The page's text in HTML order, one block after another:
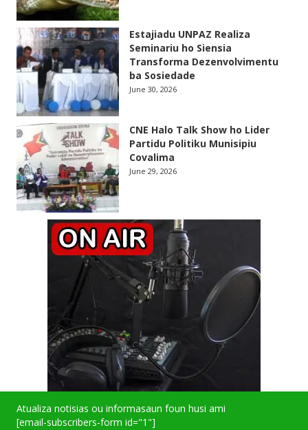
Estajiadu UNPAZ Realiza
Seminariu ho Siensia
Transforma Dezenvolvimentu
ba Sosiedade
June 30, 2026
CNE Halo Talk Show ho Lider
Partidu Politiku Munisipiu
Covalima
June 29, 2026
Atualiza notisias ou informasaun foun husi ami
[email-subscribers-form id="1"]